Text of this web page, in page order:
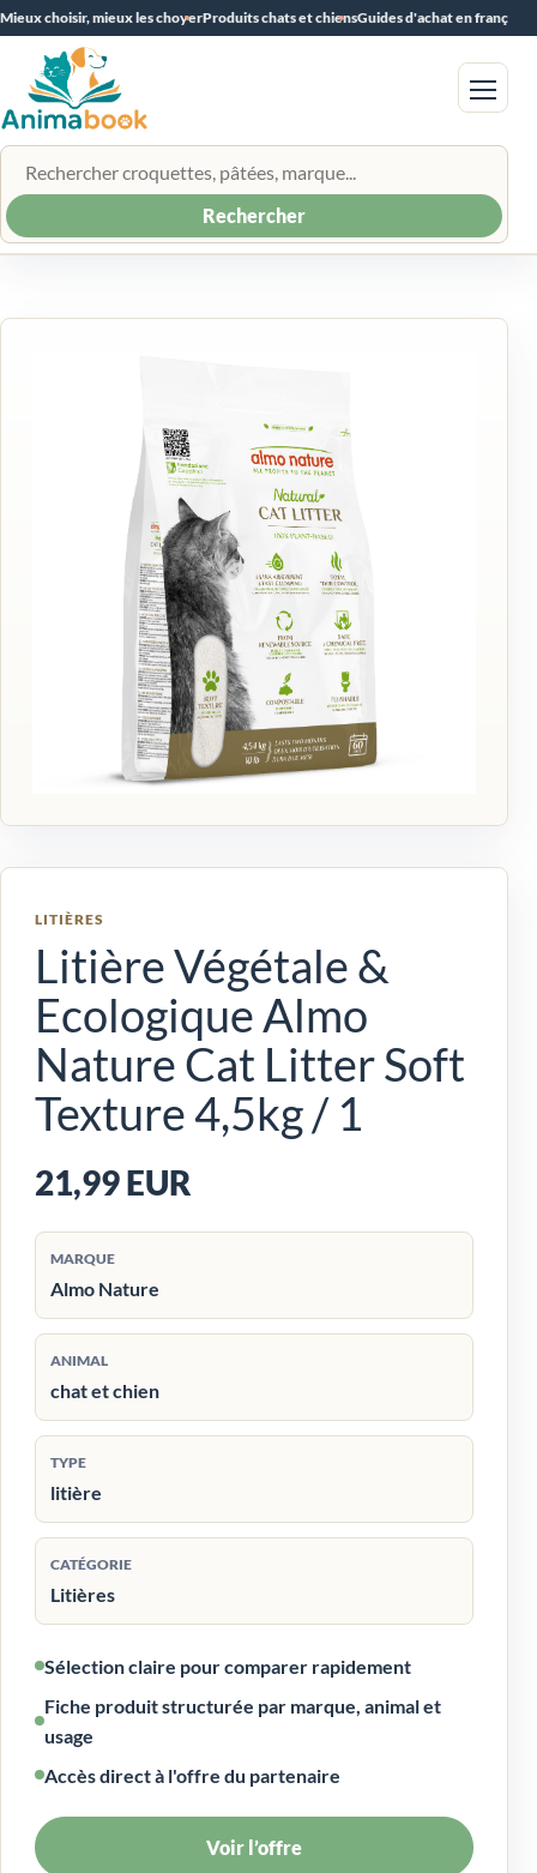
Mieux choisir, mieux les choyerProduits chats et chiensGuides d'achat en français
Rechercher un produit
Rechercher
Menu
LITIÈRES
Litière Végétale &
Ecologique Almo
Nature Cat Litter Soft
Texture 4,5kg / 1
21,99 EUR
MARQUE
Almo Nature
ANIMAL
chat et chien
TYPE
litière
CATÉGORIE
Litières
Sélection claire pour comparer rapidement
Fiche produit structurée par marque, animal et
usage
Accès direct à l'offre du partenaire
Voir l’offre